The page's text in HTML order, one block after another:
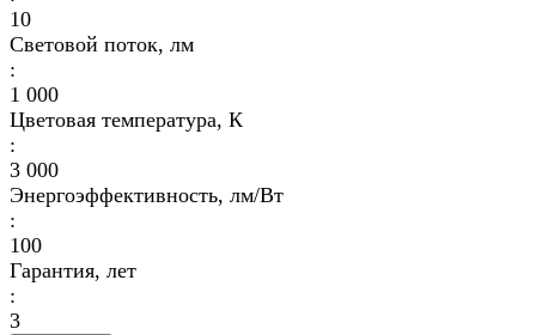
10
Световой поток, лм
:
1 000
Цветовая температура, К
:
3 000
Энергоэффективность, лм/Вт
:
100
Гарантия, лет
:
3